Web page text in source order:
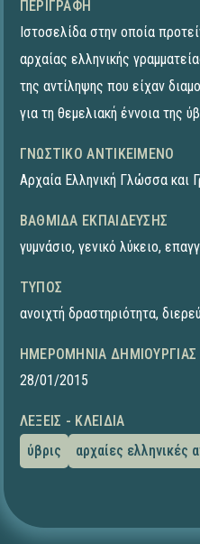
ΠΕΡΙΓΡΑΦΉ
Ιστοσελίδα στην οποία
αρχαίας ελληνικής
της αντίληψης που είχαν
για τη θεμελιακή έννοια της
ΓΝΩΣΤΙΚΌ ΑΝΤΙΚΕΊΜΕΝΟ
Αρχαία Ελληνική Γλώσσα και
ΒΑΘΜΊΔΑ ΕΚΠΑΊΔΕΥΣΗΣ
γυμνάσιο, γενικό λύκειο,
ΤΎΠΟΣ
ανοιχτή δραστηριότητα,
ΗΜΕΡΟΜΗΝΊΑ
28/01/2015
ΛΈΞΕΙΣ - ΚΛΕΙΔΙΆ
ύβρις
αρχαίες ελληνικές